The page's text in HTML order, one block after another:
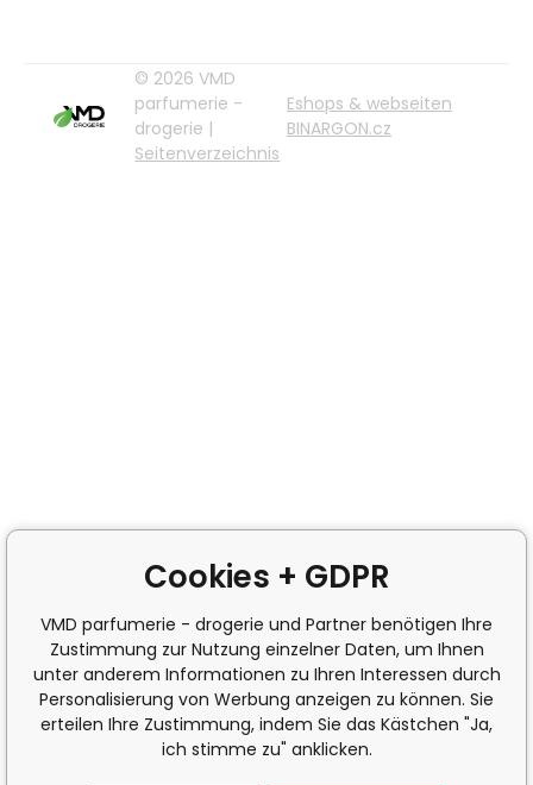
© 2026 VMD
parfumerie -
drogerie |
Seitenverzeichnis
Eshops & webseiten
BINARGON.cz
Cookies + GDPR
VMD parfumerie - drogerie und Partner benötigen Ihre
Zustimmung zur Nutzung einzelner Daten, um Ihnen
unter anderem Informationen zu Ihren Interessen durch
Personalisierung von Werbung anzeigen zu können. Sie
erteilen Ihre Zustimmung, indem Sie das Kästchen "Ja,
ich stimme zu" anklicken.